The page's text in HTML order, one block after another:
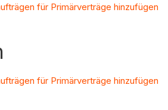
für Primärverträge hinzufügen
für Primärverträge hinzufügen